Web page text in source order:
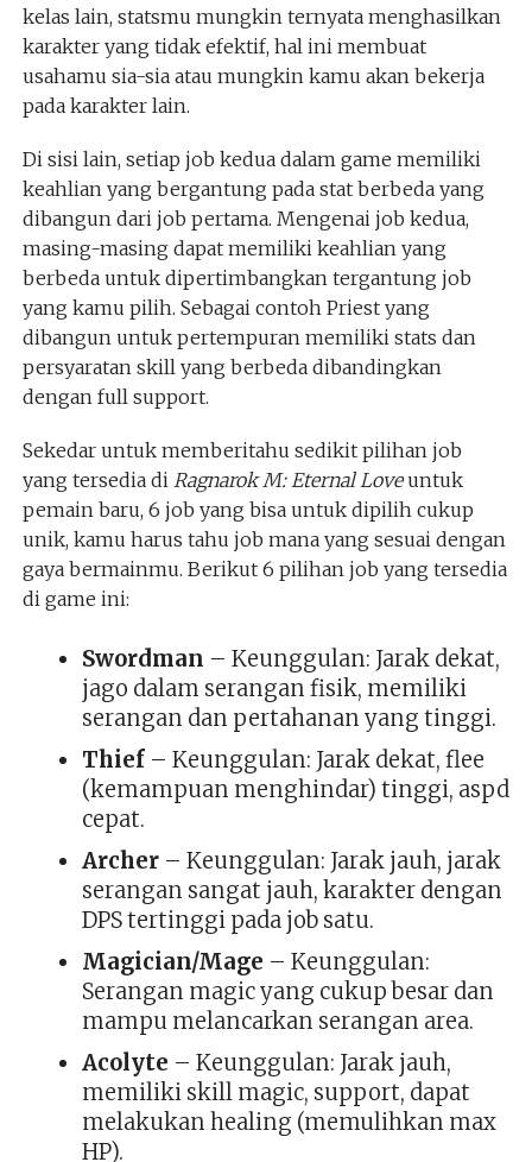
kelas lain, statsmu mungkin ternyata menghasilkan
karakter yang tidak efektif, hal ini membuat
usahamu sia-sia atau mungkin kamu akan bekerja
pada karakter lain.
Di sisi lain, setiap job kedua dalam game memiliki
keahlian yang bergantung pada stat berbeda yang
dibangun dari job pertama. Mengenai job kedua,
masing-masing dapat memiliki keahlian yang
berbeda untuk dipertimbangkan tergantung job
yang kamu pilih. Sebagai contoh Priest yang
dibangun untuk pertempuran memiliki stats dan
persyaratan skill yang berbeda dibandingkan
dengan full support.
Sekedar untuk memberitahu sedikit pilihan job
yang tersedia di Ragnarok M: Eternal Loveuntuk
pemain baru, 6 job yang bisa untuk dipilih cukup
unik, kamu harus tahu job mana yang sesuai dengan
gaya bermainmu. Berikut 6 pilihan job yang tersedia
di game ini:
Swordman – Keunggulan: Jarak dekat,
jago dalam serangan fisik, memiliki
serangan dan pertahanan yang tinggi.
Thief– Keunggulan: Jarak dekat, flee
(kemampuan menghindar) tinggi, aspd
cepat.
Archer– Keunggulan: Jarak jauh, jarak
serangan sangat jauh, karakter dengan
DPS tertinggi pada job satu.
Magician/Mage – Keunggulan:
Serangan magic yang cukup besar dan
mampu melancarkan serangan area.
Acolyte – Keunggulan: Jarak jauh,
memiliki skill magic, support, dapat
melakukan healing (memulihkan max
HP).